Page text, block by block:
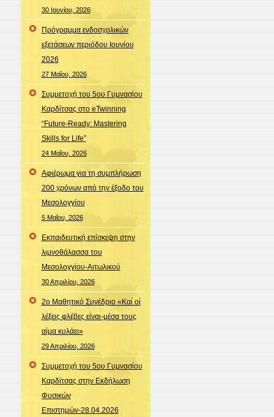
30 Ιουνίου, 2026
Πρόγραμμα ενδοσχολικών
εξετάσεων περιόδου Ιουνίου
2026
27 Μαΐου, 2026
Συμμετοχή του 5ου Γυμνασίου
Καρδίτσας στο eTwinning
“Future-Ready: Mastering
Skills for Life”
24 Μαΐου, 2026
Αφιέρωμα για τη συμπλήρωση
200 χρόνων από την έξοδο του
Μεσολογγίου
5 Μαΐου, 2026
Εκπαιδευτική επίσκεψη στην
λιμνοθάλασσα του
Μεσολογγίου-Αιτωλικού
30 Απριλίου, 2026
2ο Μαθητικό Συνέδριο «Καί οἱ
λέξεις φλέβες είναι-μέσα τους
αίμα κυλάει»
29 Απριλίου, 2026
Συμμετοχή του 5ου Γυμνασίου
Καρδίτσας στην Εκδήλωση
Φυσικών
Επιστημών-28.04.2026